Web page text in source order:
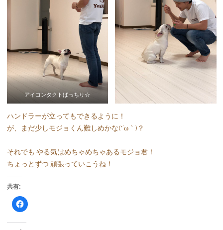
アイコンタクトばっちり☆
ハンドラーが立ってもできるように！
が、まだ少しモジョくん難しめかな(*´ω｀)？
それでも やる気はめちゃめちゃあるモジョ君！
ちょっとずつ 頑張っていこうね！
共有:
F
a
e